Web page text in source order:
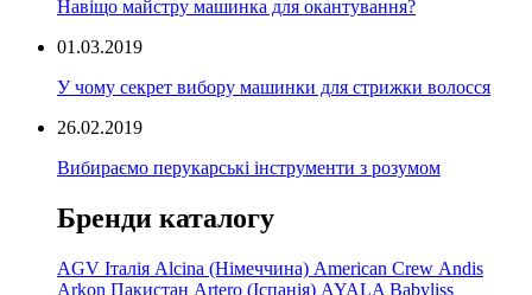
Навіщо майстру машинка для окантування?
01.03.2019
У чому секрет вибору машинки для стрижки волосся
26.02.2019
Вибираємо перукарські інструменти з розумом
Бренди каталогу
AGV Італія Alcina (Німеччина) American Crew Andis
Arkon Пакистан Artero (Іспанія) AYALA Babyliss